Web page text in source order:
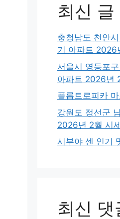
최신 글
충청남도 천안
기 아파트 2026
서울시 영등포
아파트 2026년
플롭트로피카
강원도 정선군
2026년 2월 시
시부야 센 인기
최신 댓